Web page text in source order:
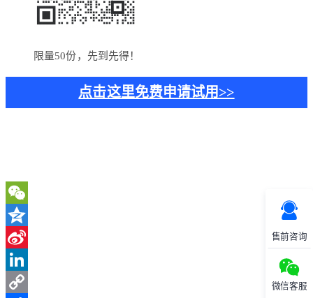
售前咨询
微信客服
限量50份，先到先得！
点击这里免费申请试用>>
WeChat
Qzone
Sina
Weibo
LinkedIn